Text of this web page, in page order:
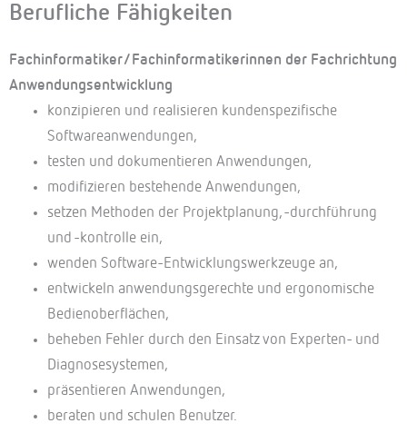
Berufliche Fähigkeiten
Fachinformatiker/Fachinformatikerinnen der Fachrichtung
Anwendungsentwicklung
konzipieren und realisieren kundenspezifische
Softwareanwendungen,
testen und dokumentieren Anwendungen,
modifizieren bestehende Anwendungen,
setzen Methoden der Projektplanung, -durchführung
und -kontrolle ein,
wenden Software-Entwicklungswerkzeuge an,
entwickeln anwendungsgerechte und ergonomische
Bedienoberflächen,
beheben Fehler durch den Einsatz von Experten- und
Diagnosesystemen,
präsentieren Anwendungen,
beraten und schulen Benutzer.